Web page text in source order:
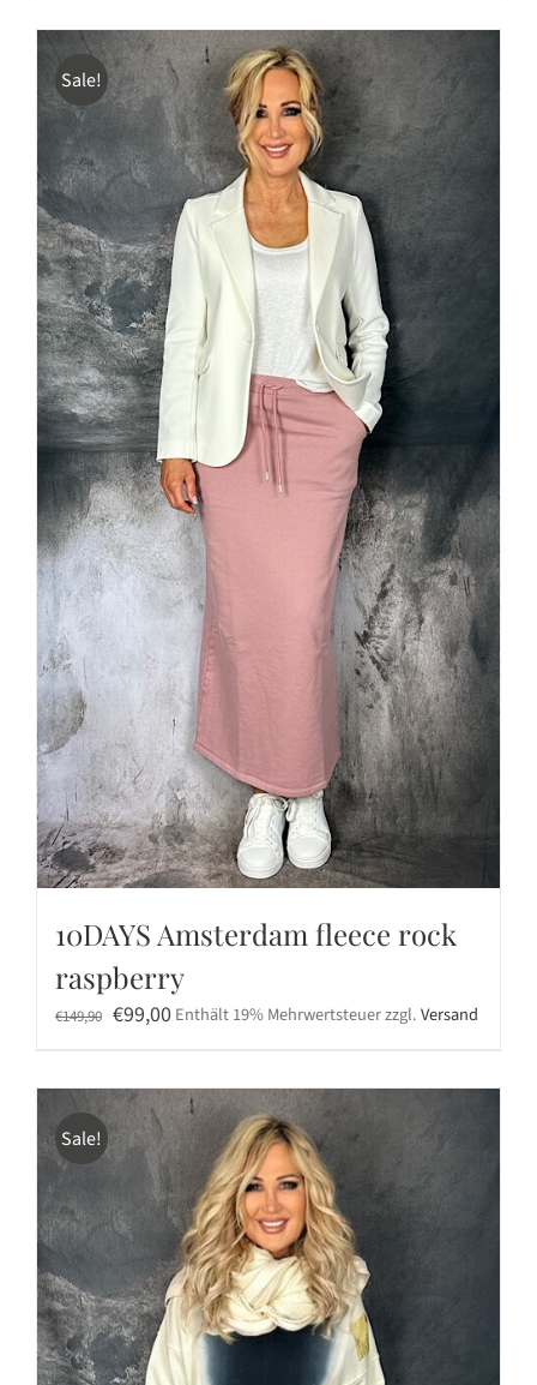
€139,90€89,00.
Sale!
10DAYS Amsterdam fleece rock
raspberry
€149,90 Ursprünglicher
€149,90
€99,00Aktueller
€99,00.
Enthält 19% Mehrwertsteuerzzgl.Versand
Sale!